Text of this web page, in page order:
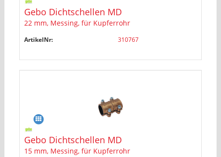
Gebo Dichtschellen MD
22 mm, Messing, für Kupferrohr
ArtikelNr: 310767
Gebo Dichtschellen MD
15 mm, Messing, für Kupferrohr